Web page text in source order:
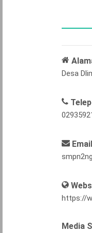
Desa
https://
Media